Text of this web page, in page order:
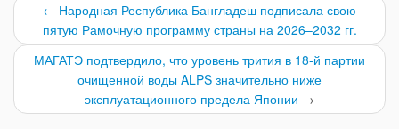
← Народная Республика Бангладеш подписала свою
пятую Рамочную программу страны на 2026–2032 гг.
МАГАТЭ подтвердило, что уровень трития в 18-й партии
очищенной воды ALPS значительно ниже
эксплуатационного предела Японии →